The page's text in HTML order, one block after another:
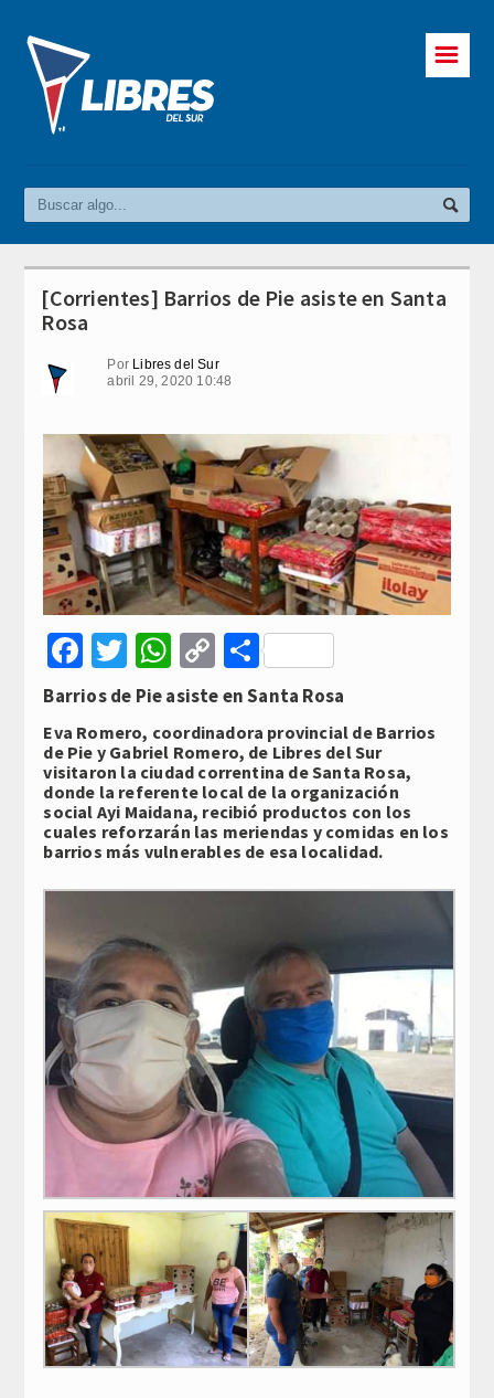
☰
[Corrientes] Barrios de Pie asiste en Santa
Rosa
Por Libres del Sur
abril 29, 2020 10:48
Facebook
Twitter
WhatsApp
Copy
Link
Compartir
Barrios de Pie asiste en Santa Rosa
Eva Romero, coordinadora provincial de Barrios
de Pie y Gabriel Romero, de Libres del Sur
visitaron la ciudad correntina de Santa Rosa,
donde la referente local de la organización
social Ayi Maidana, recibió productos con los
cuales reforzarán las meriendas y comidas en los
barrios más vulnerables de esa localidad.